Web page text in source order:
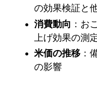
の効果検証と
消費動向 ：お
上げ効果の測
米価の推移 ：
の影響